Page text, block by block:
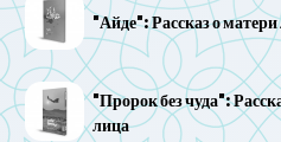
"Айде": Рассказ о
"Пророк без чуда":
лица